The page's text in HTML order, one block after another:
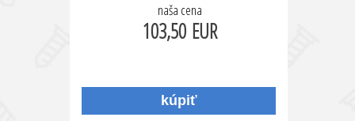
naša cena
103,50 EUR